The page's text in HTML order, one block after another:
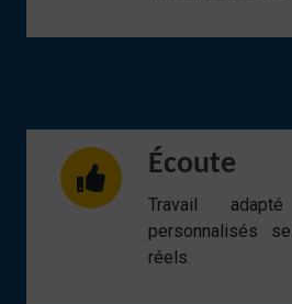
Écoute
Travail
personnalisés
réels.